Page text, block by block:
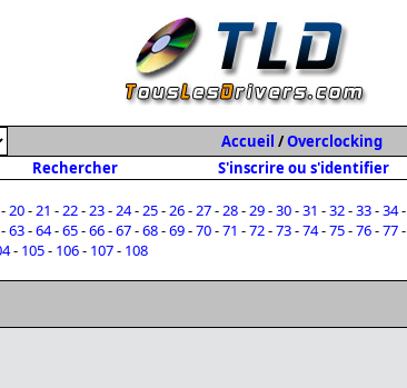
Accueil /Overclocking
Rechercher S'inscrire ou s'identifier
-20-21 -22-23-24-25-26-27-28-29-30-31 -32-33-34-
-63-64-65-66-67-68-69-70-71 -72-73-74-75-76-77-
- 105- 106- 107- 108